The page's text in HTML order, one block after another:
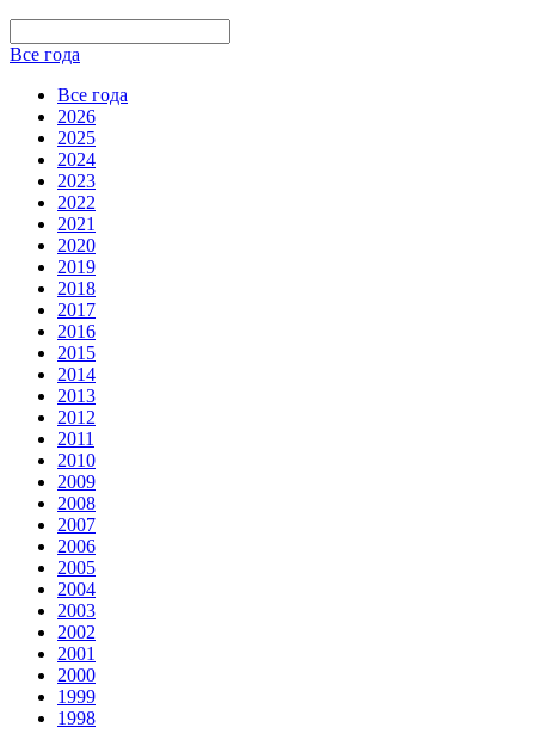
Все года
Все года
2026
2025
2024
2023
2022
2021
2020
2019
2018
2017
2016
2015
2014
2013
2012
2011
2010
2009
2008
2007
2006
2005
2004
2003
2002
2001
2000
1999
1998